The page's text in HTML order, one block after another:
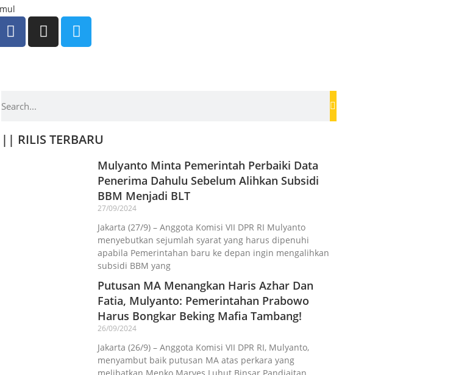
|| RILIS TERBARU
Mulyanto Minta Pemerintah Perbaiki Data
Penerima Dahulu Sebelum Alihkan Subsidi
BBM Menjadi BLT
27/09/2024
Jakarta (27/9) – Anggota Komisi VII DPR RI Mulyanto
menyebutkan sejumlah syarat yang harus dipenuhi
apabila Pemerintahan baru ke depan ingin mengalihkan
subsidi BBM yang
Putusan MA Menangkan Haris Azhar Dan
Fatia, Mulyanto: Pemerintahan Prabowo
Harus Bongkar Beking Mafia Tambang!
26/09/2024
Jakarta (26/9) – Anggota Komisi VII DPR RI, Mulyanto,
menyambut baik putusan MA atas perkara yang